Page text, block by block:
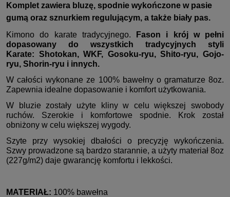
Komplet zawiera bluzę, spodnie wykończone w pasie
gumą oraz sznurkiem regulującym, a także biały pas.
Kimono do karate tradycyjnego.
Fason i krój w pełni
dopasowany do wszystkich tradycyjnych styli
Karate: Shotokan, WKF, Gosoku-ryu, Shito-ryu, Gojo-
ryu, Shorin-ryu i innych.
W całości wykonane ze 100% bawełny o gramaturze 8oz.
Zapewnia idealne dopasowanie i komfort użytkowania.
W bluzie zostały użyte kliny w celu większej swobody
ruchów. Szerokie i komfortowe spodnie. Krok został
obniżony w celu większej wygody.
Szyte przy wysokiej dbałości o precyzję wykończenia.
Szwy prowadzone są bardzo starannie, a użyty materiał 8oz
(227g/m2) daje gwarancję komfortu i lekkości.
MATERIAŁ: 100% bawełna